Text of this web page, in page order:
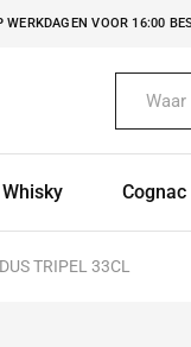
VOOR 16:00
Whisky Cognac
TRIPEL 33CL